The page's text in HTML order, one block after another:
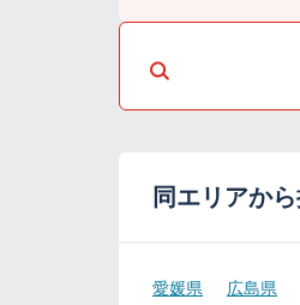
同エリアか
愛媛県 広島県